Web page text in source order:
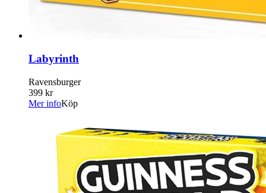
Labyrinth
Ravensburger
399 kr
Mer infoKöp